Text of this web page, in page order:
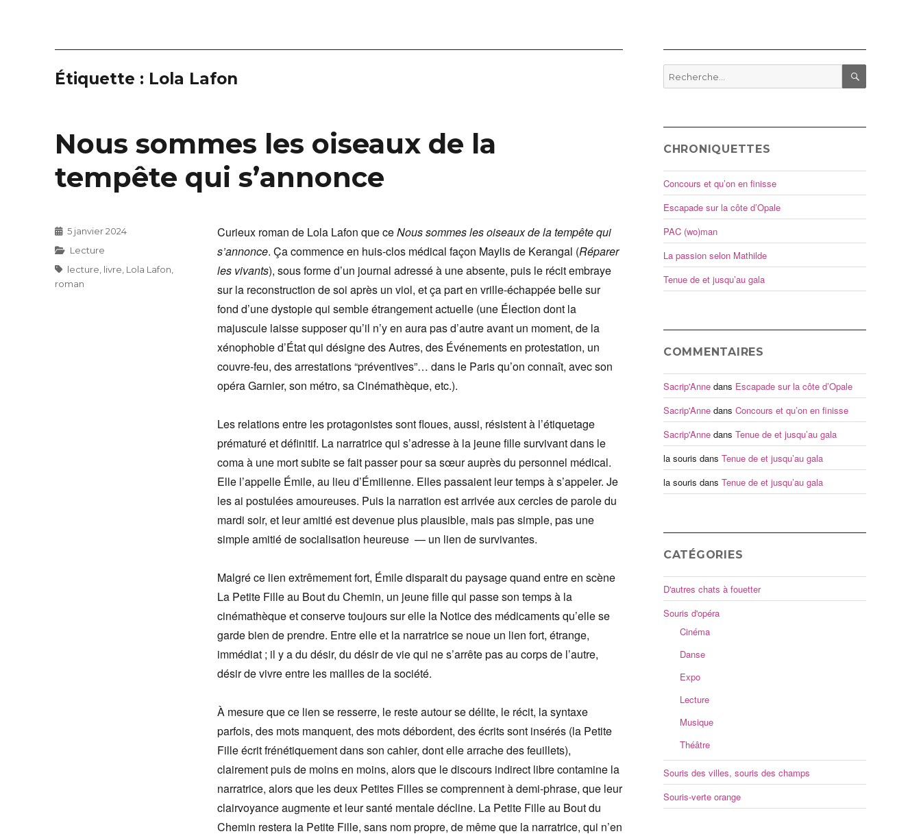
Étiquette : Lola Lafon
Nous sommes les oiseaux de la
tempête qui s’annonce
Curieux roman de Lola Lafon que ceNous sommes les oiseaux de la tempête qui
s’annonce. Ça commence en huis-clos médical façon Maylis de Kerangal (Réparer
les vivants), sous forme d’un journal adressé à une absente, puis le récit embraye
sur la reconstruction de soi après un viol, et ça part en vrille-échappée belle sur
fond d’une dystopie qui semble étrangement actuelle (une Élection dont la
majuscule laisse supposer qu’il n’y en aura pas d’autre avant un moment, de la
xénophobie d’État qui désigne des Autres, des Événements en protestation, un
couvre-feu, des arrestations “préventives”… dans le Paris qu’on connaît, avec son
opéra Garnier, son métro, sa Cinémathèque, etc.).
Les relations entre les protagonistes sont floues, aussi, résistent à l’étiquetage
prématuré et définitif. La narratrice qui s’adresse à la jeune fille survivant dans le
coma à une mort subite se fait passer pour sa sœur auprès du personnel médical.
Elle l’appelle Émile, au lieu d’Émilienne. Elles passaient leur temps à s’appeler. Je
les ai postulées amoureuses. Puis la narration est arrivée aux cercles de parole du
mardi soir, et leur amitié est devenue plus plausible, mais pas simple, pas une
simple amitié de socialisation heureuse — un lien de survivantes.
Malgré ce lien extrêmement fort, Émile disparait du paysage quand entre en scène
La Petite Fille au Bout du Chemin, un jeune fille qui passe son temps à la
cinémathèque et conserve toujours sur elle la Notice des médicaments qu’elle se
garde bien de prendre. Entre elle et la narratrice se noue un lien fort, étrange,
immédiat ; il y a du désir, du désir de vie qui ne s’arrête pas au corps de l’autre,
désir de vivre entre les mailles de la société.
À mesure que ce lien se resserre, le reste autour se délite, le récit, la syntaxe
parfois, des mots manquent, des mots débordent, des écrits sont insérés (la Petite
Fille écrit frénétiquement dans son cahier, dont elle arrache des feuillets),
clairement puis de moins en moins, alors que le discours indirect libre contamine la
narratrice, alors que les deux Petites Filles se comprennent à demi-phrase, que leur
clairvoyance augmente et leur santé mentale décline. La Petite Fille au Bout du
Chemin restera la Petite Fille, sans nom propre, de même que la narratrice, qui n’en
Publié
5 janvier 2024
Catégories
Lecture
Étiquettes
lecture livre Lola Lafon
roman
Recherche
pour
CHRONIQUETTES
Concours et qu’on en finisse
Escapade sur la côte d’Opale
PAC (wo)man
La passion selon Mathilde
Tenue de et jusqu’au gala
COMMENTAIRES
Sacrip'Annedans Escapade sur la côte d’Opale
Sacrip'Annedans Concours et qu’on en finisse
Sacrip'Annedans Tenue de et jusqu’au gala
la souris dans Tenue de et jusqu’au gala
la souris dans Tenue de et jusqu’au gala
CATÉGORIES
D'autres chats à fouetter
Souris d'opéra
Cinéma
Danse
Expo
Lecture
Musique
Théâtre
Souris des villes, souris des champs
Souris-verte orange